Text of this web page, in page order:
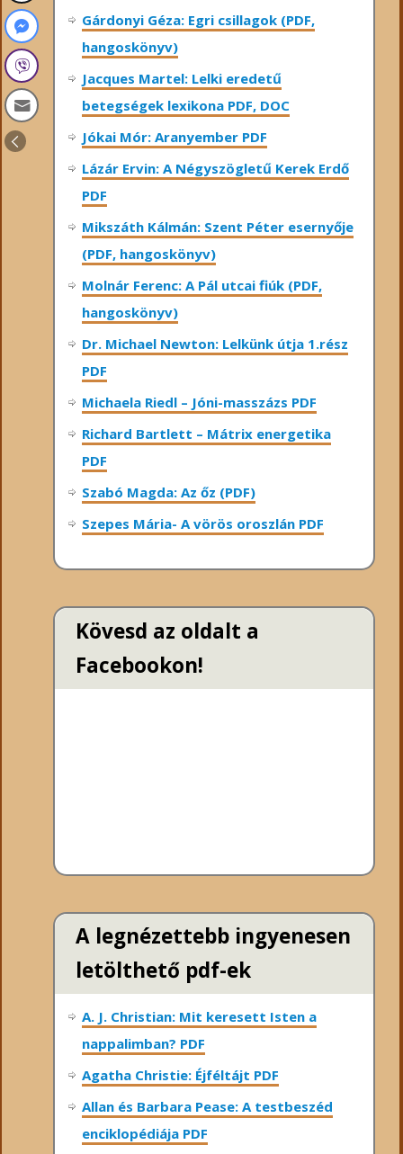
Gárdonyi Géza: Egri csillagok (PDF,
hangoskönyv)
Jacques Martel: Lelki eredetű
betegségek lexikona PDF, DOC
Jókai Mór: Aranyember PDF
Lázár Ervin: A Négyszögletű Kerek Erdő
PDF
Mikszáth Kálmán: Szent Péter esernyője
(PDF, hangoskönyv)
Molnár Ferenc: A Pál utcai fiúk (PDF,
hangoskönyv)
Dr. Michael Newton: Lelkünk útja 1.rész
PDF
Michaela Riedl – Jóni-masszázs PDF
Richard Bartlett – Mátrix energetika
PDF
Szabó Magda: Az őz (PDF)
Szepes Mária- A vörös oroszlán PDF
Kövesd az oldalt a
Facebookon!
A legnézettebb ingyenesen
letölthető pdf-ek
A. J. Christian: Mit keresett Isten a
nappalimban? PDF
Agatha Christie: Éjféltájt PDF
Allan és Barbara Pease: A testbeszéd
enciklopédiája PDF